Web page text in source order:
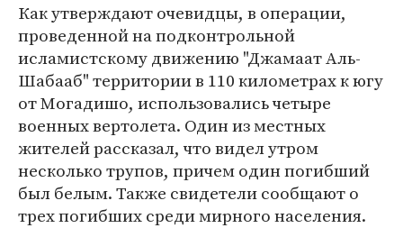
Как утверждают очевидцы, в операции,
проведенной на подконтрольной
исламистскому движению "Джамаат Аль-
Шабааб" территории в 110 километрах к югу
от Могадишо, использовались четыре
военных вертолета. Один из местных
жителей рассказал, что видел утром
несколько трупов, причем один погибший
был белым. Также свидетели сообщают о
трех погибших среди мирного населения.